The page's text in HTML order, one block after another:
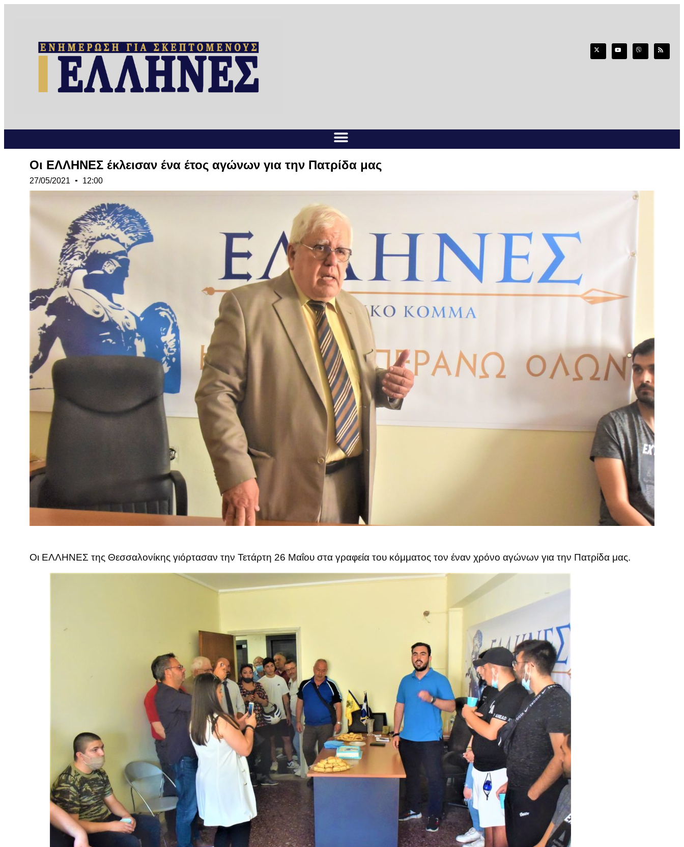
Οι ΕΛΛΗΝΕΣ έκλεισαν ένα έτος αγώνων για την Πατρίδα μας
27/05/2021 12:00
Οι ΕΛΛΗΝΕΣ της Θεσσαλονίκης γιόρτασαν την Τετάρτη 26 Μαΐου στα γραφεία του κόμματος τον έναν χρόνο αγώνων για την Πατρίδα μας.